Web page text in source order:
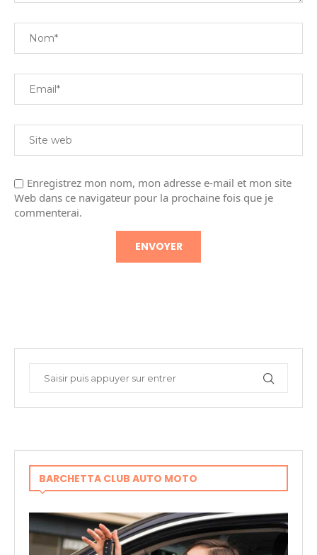
Enregistrez mon nom, mon adresse e-mail et mon site
Web dans ce navigateur pour la prochaine fois que je
commenterai.
BARCHETTA CLUB AUTO MOTO